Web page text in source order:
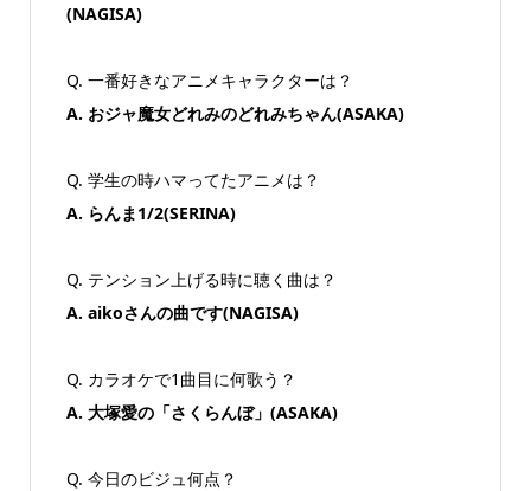
(NAGISA)
Q. 一番好きなアニメキャラクターは？
A. おジャ魔女どれみのどれみちゃん(ASAKA)
Q. 学生の時ハマってたアニメは？
A. らんま1/2(SERINA)
Q. テンション上げる時に聴く曲は？
A. aikoさんの曲です(NAGISA)
Q. カラオケで1曲目に何歌う？
A. 大塚愛の「さくらんぼ」(ASAKA)
Q. 今日のビジュ何点？​